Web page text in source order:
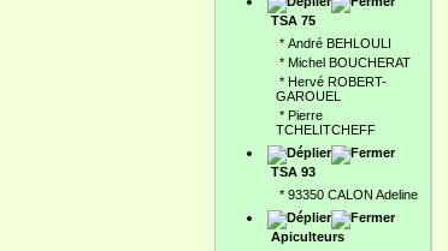
TSA 75
* André BEHLOULI
* Michel BOUCHERAT
* Hervé ROBERT-
GAROUEL
* Pierre
TCHELITCHEFF
TSA 93
* 93350 CALON Adeline
Apiculteurs